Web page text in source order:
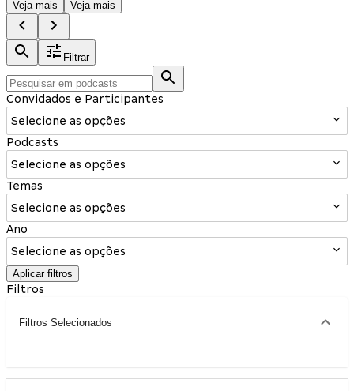
Veja mais
Veja mais
Filtrar
Convidados e Participantes
Selecione as opções
Podcasts
Selecione as opções
Temas
Selecione as opções
Ano
Selecione as opções
Aplicar filtros
Filtros
Filtros Selecionados